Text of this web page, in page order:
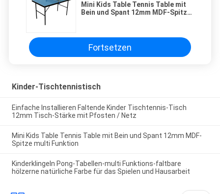
Mini Kids Table Tennis Table mit
Bein und Spant 12mm MDF-Spitze
Fortsetzen
Kinder-Tischtennistisch
Einfache Installieren Faltende Kinder Tischtennis-Tisch
12mm Tisch-Stärke mit Pfosten / Netz
Mini Kids Table Tennis Table mit Bein und Spant 12mm MDF-
Spitze multi Funktion
Kinderklingeln Pong-Tabellen-multi Funktions-faltbare
hölzerne natürliche Farbe für das Spielen und Hausarbeit